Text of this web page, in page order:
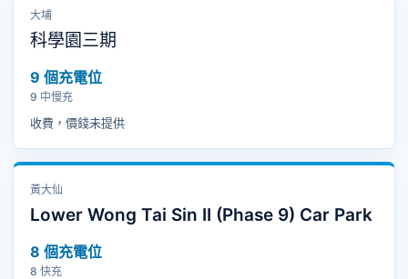
大埔
科學園三期
9 個充電位
9 中慢充
收費，價錢未提供
黃大仙
Lower Wong Tai Sin II (Phase 9) Car Park
8 個充電位
8 快充